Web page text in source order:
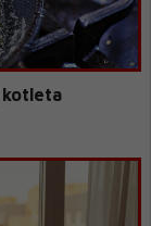
kotleta